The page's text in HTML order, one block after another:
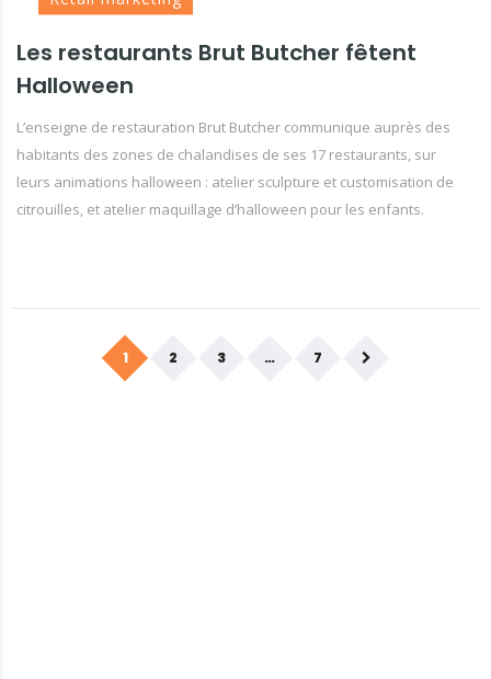
Les restaurants Brut Butcher fêtent
Halloween
L’enseigne de restauration Brut Butcher communique auprès des
habitants des zones de chalandises de ses 17 restaurants, sur
leurs animations halloween : atelier sculpture et customisation de
citrouilles, et atelier maquillage d’halloween pour les enfants.
1 2 3 … 7